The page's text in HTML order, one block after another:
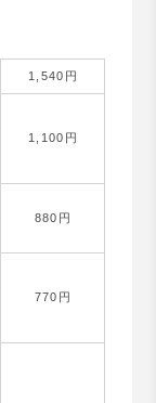
1,540円
1,100円
880円
770円